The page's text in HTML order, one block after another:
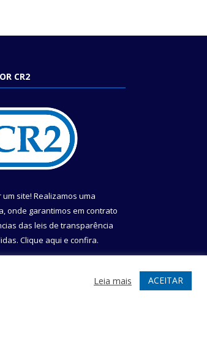
CR2
site! Realizamos uma
onde garantimos em contrato
das leis de transparência
Clique aqui e confira.
Leia mais ACEITAR